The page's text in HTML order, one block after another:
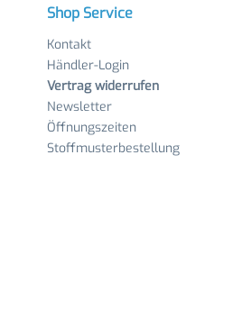
Shop Service
Kontakt
Händler-Login
Vertrag widerrufen
Newsletter
Öffnungszeiten
Stoffmusterbestellung